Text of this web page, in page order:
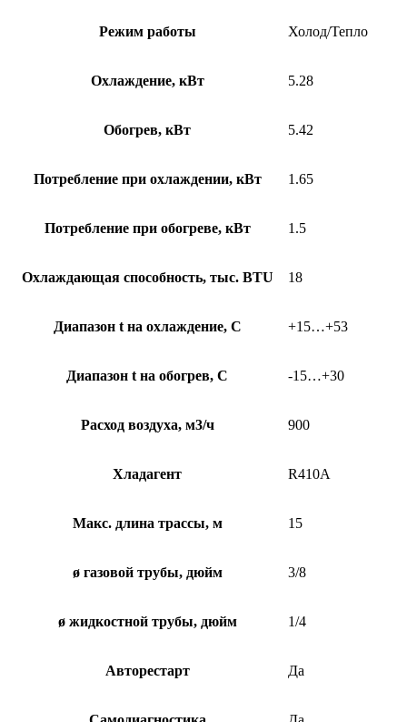
Режим работы Холод/Тепло
Охлаждение, кВт 5.28
Обогрев, кВт 5.42
Потребление при охлаждении, кВт 1.65
Потребление при обогреве, кВт 1.5
Охлаждающая способность, тыс. BTU 18
Диапазон t на охлаждение, С +15…+53
Диапазон t на обогрев, С -15…+30
Расход воздуха, м3/ч 900
Хладагент R410A
Макс. длина трассы, м 15
ø газовой трубы, дюйм 3/8
ø жидкостной трубы, дюйм 1/4
Авторестарт Да